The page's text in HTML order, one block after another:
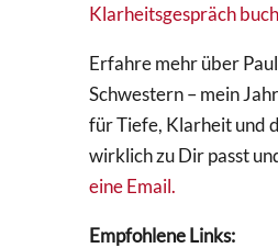
Klarheitsgespräch
Erfahre mehr über
Schwestern – mein
für Tiefe, Klarheit und
wirklich zu Dir passt
eine Email.
Empfohlene Links: